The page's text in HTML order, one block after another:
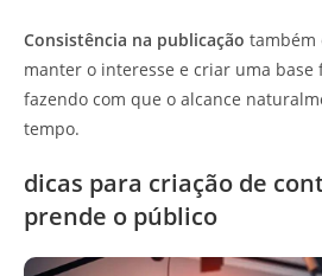
Consistência na publicação também
manter o interesse e criar uma base
fazendo com que o alcance
tempo.
dicas para criação de
prende o público